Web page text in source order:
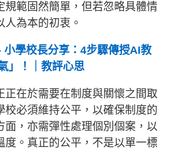
規範固然簡單，但若忽略具體情
為本的初衷。
小學校長分享：4步驟傳授AI教
」！｜教評心思
正在於需要在制度與關懷之間取
校必須維持公平，以確保制度的
面，亦需彈性處理個別個案，以
度。真正的公平，不是以單一標